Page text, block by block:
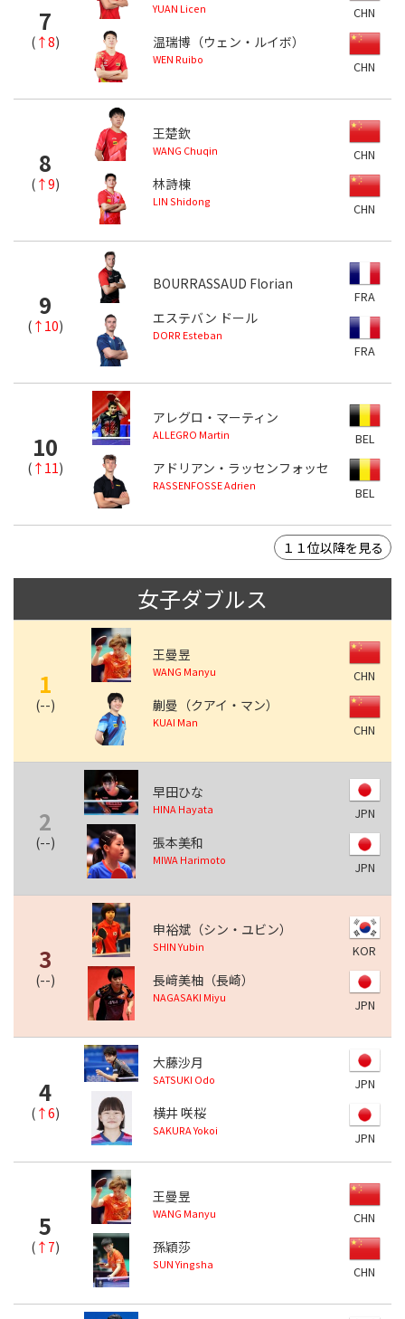
7
( ↑8)
YUAN Licen
温瑞博（ウェン・ルイボ）
WEN Ruibo
CHN
CHN
8
( ↑9)
王楚欽
WANG Chuqin
林詩棟
LIN Shidong
CHN
CHN
9
( ↑10)
BOURRASSAUD Florian
エステバン ドール
DORR Esteban
FRA
FRA
10
( ↑11)
アレグロ・マーティン
ALLEGRO Martin
アドリアン・ラッセンフォッセ
RASSENFOSSE Adrien
BEL
BEL
１１位以降を見る
女子ダブルス
1
(--)
王曼昱
WANG Manyu
蒯曼（クアイ・マン）
KUAI Man
CHN
CHN
2
(--)
早田ひな
HINA Hayata
張本美和
MIWA Harimoto
JPN
JPN
3
(--)
申裕斌（シン・ユビン）
SHIN Yubin
長﨑美柚（長崎）
NAGASAKI Miyu
KOR
JPN
4
( ↑6)
大藤沙月
SATSUKI Odo
横井 咲桜
SAKURA Yokoi
JPN
JPN
5
( ↑7)
王曼昱
WANG Manyu
孫穎莎
SUN Yingsha
CHN
CHN